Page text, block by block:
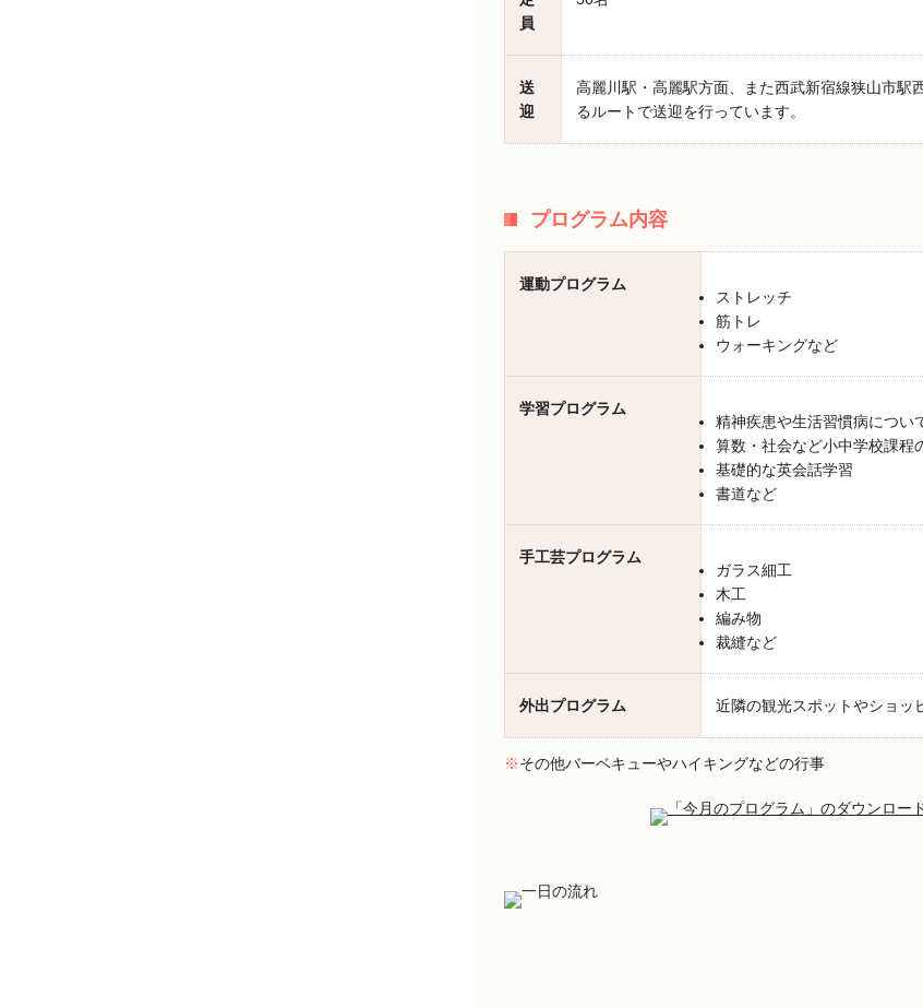
員
送
迎
高麗川駅・高麗駅方面、また西武新宿線狭山市駅
るルートで送迎を行っています。
プログラム内容
運動プログラム
ストレッチ
筋トレ
ウォーキングなど
学習プログラム
精神疾患や生活習慣病につい
算数・社会など小中学校課程
基礎的な英会話学習
書道など
手工芸プログラム
ガラス細工
木工
編み物
裁縫など
外出プログラム 近隣の観光スポットやショッ
※その他バーベキューやハイキングなどの行事